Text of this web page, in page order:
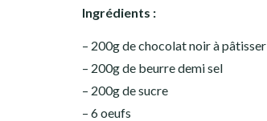
Ingrédients :
– 200g de chocolat noir à pâtisser
– 200g de beurre demi sel
– 200g de sucre
– 6 oeufs